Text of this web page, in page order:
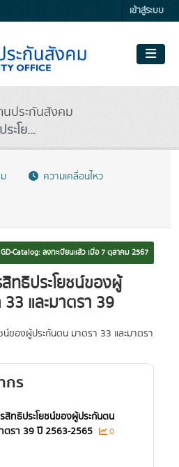
เข้าสู่ระบบ
นประกันสังคม
ะโย...
ความเคลื่อนไหว
GD-Catalog: ลงทะเบียนแล้ว เมื่อ 7 ตุลาคม 2567
ทธิประโยชน์ของผู้
และมาตรา 39
น์ของผู้ประกันตน มาตรา 33 และมาตรา
กร
สิทธิประโยชน์ของผู้ประกันตน
ตรา 39 ปี 2563-2565
0